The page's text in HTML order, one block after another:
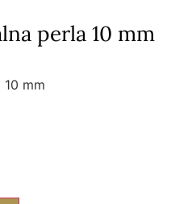
perla 10 mm
10 mm